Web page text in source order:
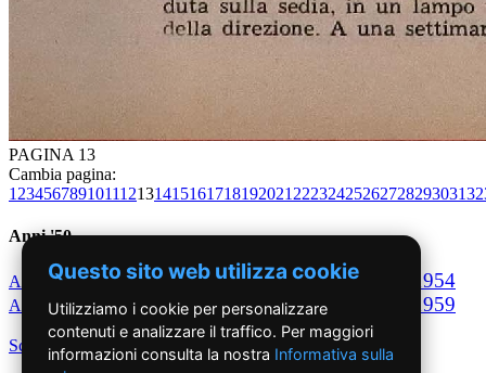
PAGINA 13
Cambia pagina:
1 23456789101112131415161718192021 2223242526272829303132
Anni '50
Anno1950Anno1951 Anno1952 Anno1953 1954
Anno 1955Anno1956 Anno1957Anno1958 1959
Scegli per decennio
Questo sito web utilizza cookie
Utilizziamo i cookie per personalizzare
contenuti e analizzare il traffico. Per maggiori
informazioni consulta la nostra Informativa sulla